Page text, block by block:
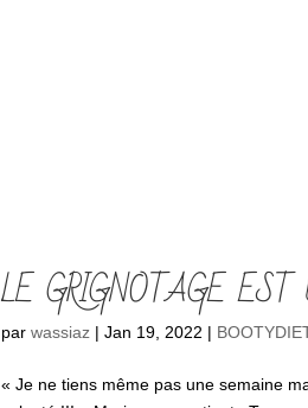
LE GRIGNOTAGE
parwassiaz |Jan 19, 2022 |
« Je ne tiens même pas une semaine